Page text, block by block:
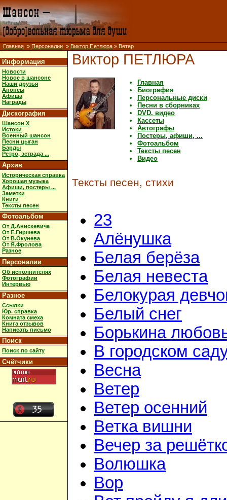
Главная » Персоналии » Виктор Петлюра » Ветер
Информация
Новости
Новое в шансоне
Наши друзья
Анонсы
Афиша
Награды
Дискография
Шансон X
Истоки
Военный шансон
Песни цыган
Барды
Ретро, эстрада ...
Архив
Историческая справка
Хорошая музыка
Афиши, постеры ...
Заметки
Книги
Тексты песен
Фотоальбом
От Д.Анискевича
От Е.Гиршева
От В.Окунева
От Я.Фролова
Разное
Персоналии
Об исполнителях
Фотографии
Интервью
Разное
Ссылки
Юр. справка
Комната смеха
Книга отзывов
Написать письмо
Поиск
Поиск по сайту
Счётчики
Виктор ПЕТЛЮРА
Главная
Биография
Персональные диски
Песни в сборниках
DVD, видео
Кассеты
Автографы
Постеры, афиши, ...
Фотоальбом
Тексты песен
Видео
Тексты песен, стихи
23
Алёнушка
Белая берёза
Белая невеста
Белокурая
Белый снег
Борькина
В городском
Весна
Ветер
Ветер осенний
Ветка вишни
Вечер за
Волюшка
Вор